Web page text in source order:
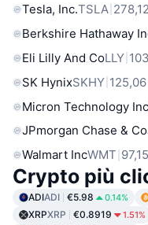
Tesla, Inc.TSLA
Berkshire Hathaway
Eli Lilly And CoLLY
SK HynixSKHY
Micron Technology Inc
JPmorgan Chase & Co
Walmart IncWMT
Crypto più
ADIADI €5.98 0.14%
XRPXRP €0.8919 1.51%